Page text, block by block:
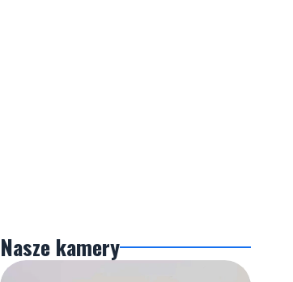
Nasze kamery